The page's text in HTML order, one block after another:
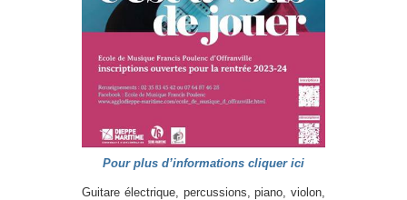
Pour plus d’informations cliquer ici
Guitare électrique, percussions, piano, violon,